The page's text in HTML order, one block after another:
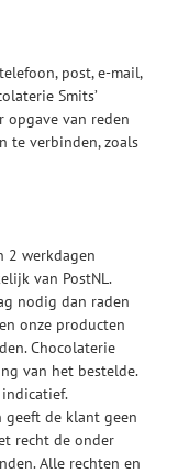
post, e-mail,
Smits’
opgave van reden
te verbinden, zoals
2 werkdagen
van PostNL.
nodig dan raden
onze producten
Chocolaterie
van het bestelde.
de klant geen
recht de onder
Alle rechten en